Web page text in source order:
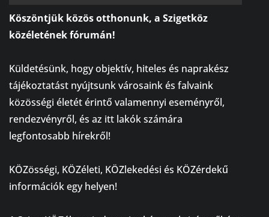
Köszöntjük közös otthonunk, a Szigetköz
közéletének fórumán!
Küldetésünk, hogy objektív, hiteles és naprakész
tájékoztatást nyújtsunk városaink és falvaink
közösségi életét érintő valamennyi eseményről,
rendezvényről, és az itt lakók számára
legfontosabb hírekről!
KÖZösségi, KÖZéleti, KÖZlekedési és KÖZérdekű
információk egy helyen!